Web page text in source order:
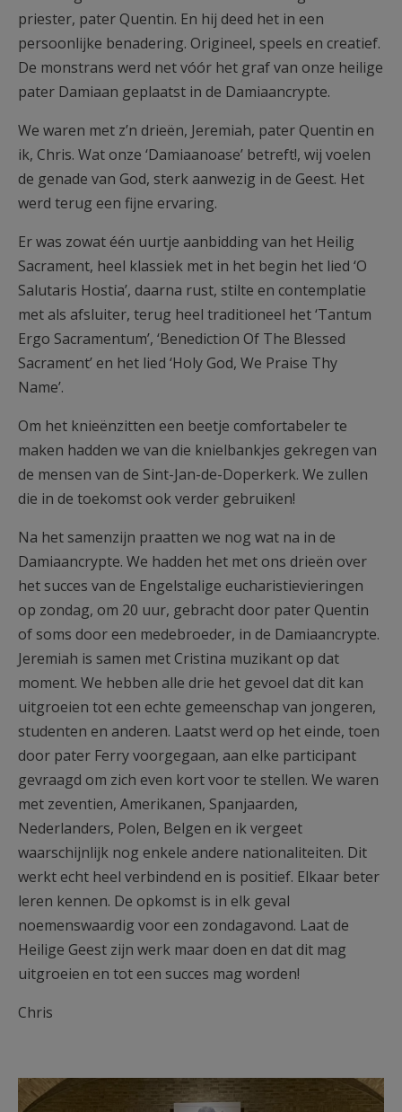
priester, pater Quentin. En hij deed het in een
persoonlijke benadering. Origineel, speels en creatief.
De monstrans werd net vóór het graf van onze heilige
pater Damiaan geplaatst in de Damiaancrypte.
We waren met z’n drieën, Jeremiah, pater Quentin en
ik, Chris. Wat onze ‘Damiaanoase’ betreft!, wij voelen
de genade van God, sterk aanwezig in de Geest. Het
werd terug een fijne ervaring.
Er was zowat één uurtje aanbidding van het Heilig
Sacrament, heel klassiek met in het begin het lied ‘O
Salutaris Hostia’, daarna rust, stilte en contemplatie
met als afsluiter, terug heel traditioneel het ‘Tantum
Ergo Sacramentum’, ‘Benediction Of The Blessed
Sacrament’ en het lied ‘Holy God, We Praise Thy
Name’.
Om het knieënzitten een beetje comfortabeler te
maken hadden we van die knielbankjes gekregen van
de mensen van de Sint-Jan-de-Doperkerk. We zullen
die in de toekomst ook verder gebruiken!
Na het samenzijn praatten we nog wat na in de
Damiaancrypte. We hadden het met ons drieën over
het succes van de Engelstalige eucharistievieringen
op zondag, om 20 uur, gebracht door pater Quentin
of soms door een medebroeder, in de Damiaancrypte.
Jeremiah is samen met Cristina muzikant op dat
moment. We hebben alle drie het gevoel dat dit kan
uitgroeien tot een echte gemeenschap van jongeren,
studenten en anderen. Laatst werd op het einde, toen
door pater Ferry voorgegaan, aan elke participant
gevraagd om zich even kort voor te stellen. We waren
met zeventien, Amerikanen, Spanjaarden,
Nederlanders, Polen, Belgen en ik vergeet
waarschijnlijk nog enkele andere nationaliteiten. Dit
werkt echt heel verbindend en is positief. Elkaar beter
leren kennen. De opkomst is in elk geval
noemenswaardig voor een zondagavond. Laat de
Heilige Geest zijn werk maar doen en dat dit mag
uitgroeien en tot een succes mag worden!
Chris